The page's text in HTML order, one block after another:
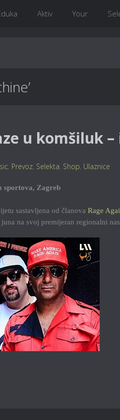
Aktiv Your
u komšiluk –
, Prevoz, Selekta, Shop, Ulaznice
sportova, Zagreb
sastavljena od članova Rage
na svoj premijeran regionalni